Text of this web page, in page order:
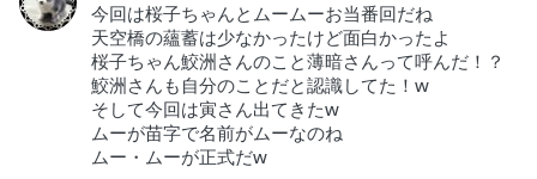
今回は桜子ちゃんとムームーお当番回だね
天空橋の蘊蓄は少なかったけど面白かったよ
桜子ちゃん鮫洲さんのこと薄暗さんって呼んだ！？
鮫洲さんも自分のことだと認識してた！w
そして今回は寅さん出てきたw
ムーが苗字で名前がムーなのね
ムー・ムーが正式だw